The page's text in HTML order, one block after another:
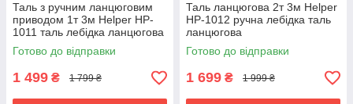
Таль з ручним ланцюговим
приводом 1т 3м Helper HP-
1011 таль лебідка ланцюгова
ручна
Готово до відправки
1 499 ₴ 1 799 ₴
Таль ланцюгова 2т 3м Helper
HP-1012 ручна лебідка таль
ланцюгова
Готово до відправки
1 699 ₴ 1 999 ₴